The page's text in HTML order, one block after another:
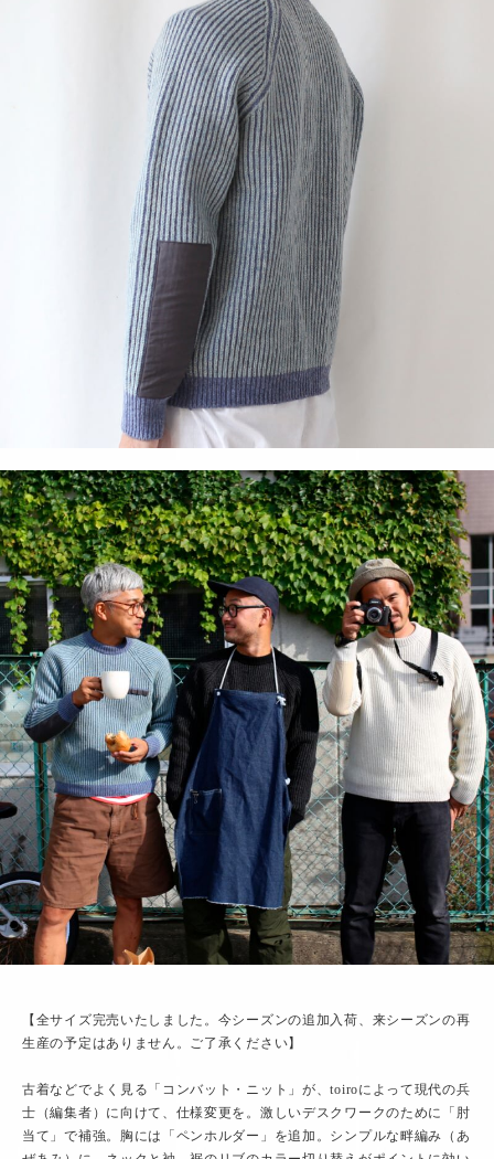
【全サイズ完売いたしました。今シーズンの追加入荷、来シーズンの再
生産の予定はありません。ご了承ください】
古着などでよく見る「コンバット・ニット」が、toiroによって現代の兵
士（編集者）に向けて、仕様変更を。激しいデスクワークのために「肘
当て」で補強。胸には「ペンホルダー」を追加。シンプルな畔編み（あ